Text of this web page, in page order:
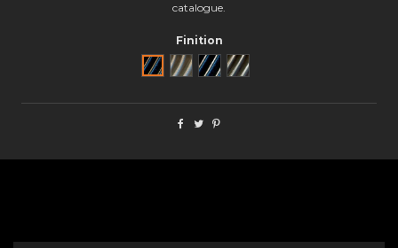
catalogue.
Finition
Noir Brut Black CutSemi poli